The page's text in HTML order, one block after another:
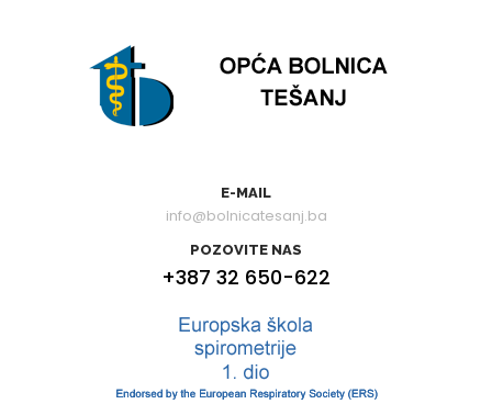
E-MAIL
info@bolnicatesanj.ba
POZOVITE NAS
+387 32 650-622